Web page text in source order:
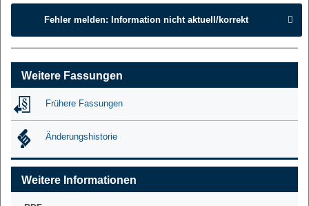
Fehler melden: Information nicht aktuell/korrekt
Weitere Fassungen
Frühere Fassungen
Änderungshistorie
Weitere Informationen